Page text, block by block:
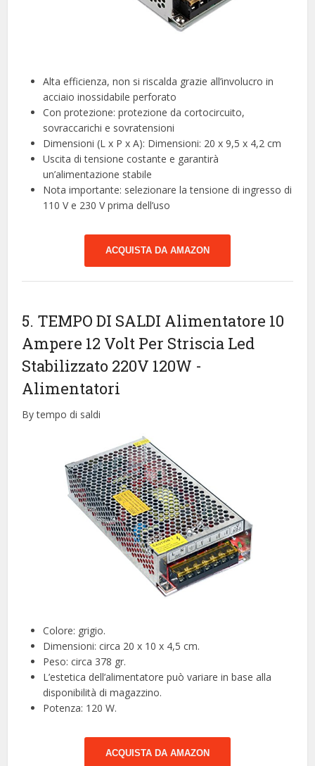
Alta efficienza, non si riscalda grazie all’involucro in
acciaio inossidabile perforato
Con protezione: protezione da cortocircuito,
sovraccarichi e sovratensioni
Dimensioni (L x P x A): Dimensioni: 20 x 9,5 x 4,2 cm
Uscita di tensione costante e garantirà
un’alimentazione stabile
Nota importante: selezionare la tensione di ingresso di
110 V e 230 V prima dell’uso
ACQUISTA DA AMAZON
5. TEMPO DI SALDI Alimentatore 10
Ampere 12 Volt Per Striscia Led
Stabilizzato 220V 120W -
Alimentatori
By tempo di saldi
Colore: grigio.
Dimensioni: circa 20 x 10 x 4,5 cm.
Peso: circa 378 gr.
L’estetica dell’alimentatore può variare in base alla
disponibilità di magazzino.
Potenza: 120 W.
ACQUISTA DA AMAZON